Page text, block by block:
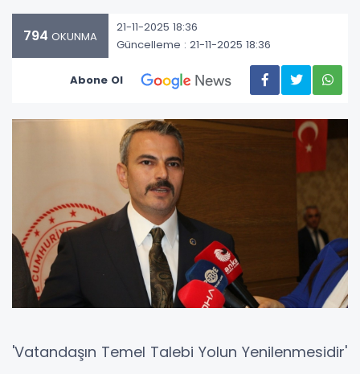
794 OKUNMA
21-11-2025 18:36
Güncelleme : 21-11-2025 18:36
Abone Ol
'Vatandaşın Temel Talebi Yolun Yenilenmesidir'